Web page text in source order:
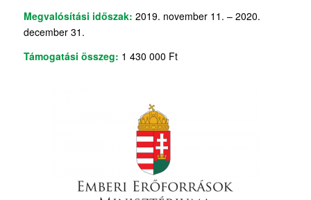
Megvalósítási időszak: 2019. november 11. – 2020.
december 31.
Támogatási összeg: 1 430 000 Ft